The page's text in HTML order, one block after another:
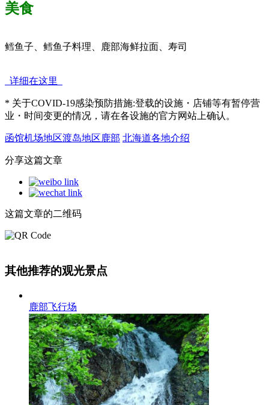
美食
鳕鱼子、鳕鱼子料理、鹿部海鲜拉面、寿司
详细在这里
* 关于COVID-19感染预防措施:登载的设施・店铺等有暂停营
业・时间变更的情况，请在各设施的官方网站上确认。
函馆机场地区渡岛地区鹿部 北海道各地介绍
分享这篇文章
这篇文章的二维码
其他推荐的观光景点
鹿部飞行场